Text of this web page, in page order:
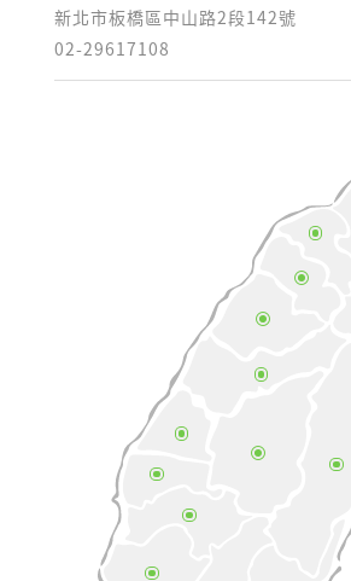
新北市板橋區中山路2段142號
02-29617108
南投縣竹山鎮竹山路90號
杏一醫療 - 基隆醫院院外店
基隆市信義區義四路16號1樓
02-2427-3752
仕捷體育用品有限公司
新北市三重區重陽路一段60巷73號4樓